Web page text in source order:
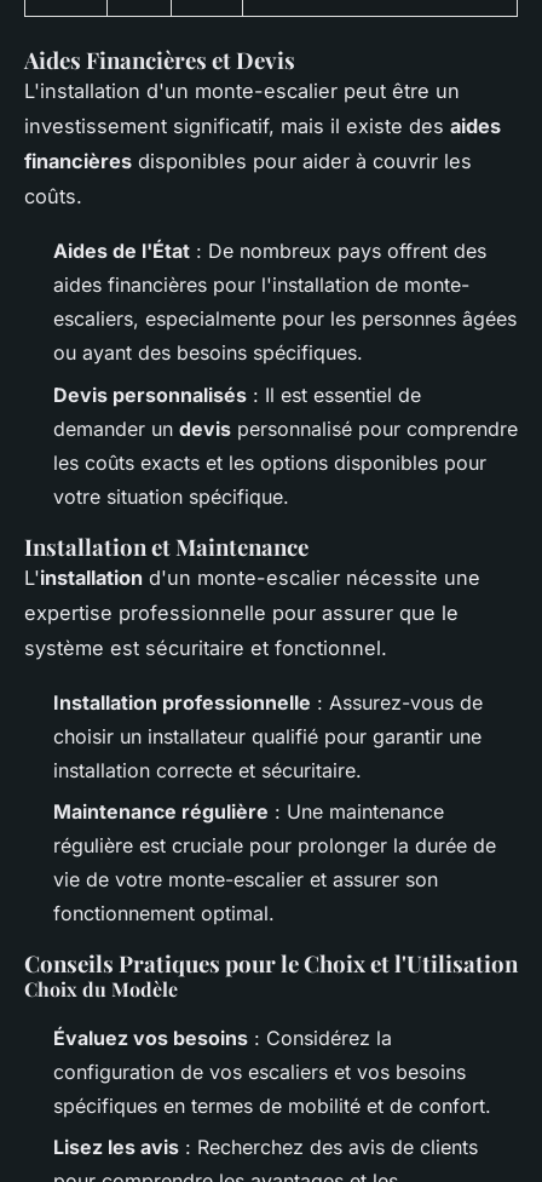
Aides Financières et Devis
L'installation d'un monte-escalier peut être un
investissement significatif, mais il existe des aides
financières disponibles pour aider à couvrir les
coûts.
Aides de l'État : De nombreux pays offrent des
aides financières pour l'installation de monte-
escaliers, especialmente pour les personnes âgées
ou ayant des besoins spécifiques.
Devis personnalisés : Il est essentiel de
demander un devis personnalisé pour comprendre
les coûts exacts et les options disponibles pour
votre situation spécifique.
Installation et Maintenance
L'installation d'un monte-escalier nécessite une
expertise professionnelle pour assurer que le
système est sécuritaire et fonctionnel.
Installation professionnelle : Assurez-vous de
choisir un installateur qualifié pour garantir une
installation correcte et sécuritaire.
Maintenance régulière : Une maintenance
régulière est cruciale pour prolonger la durée de
vie de votre monte-escalier et assurer son
fonctionnement optimal.
Conseils Pratiques pour le Choix et l'Utilisation
Choix du Modèle
Évaluez vos besoins : Considérez la
configuration de vos escaliers et vos besoins
spécifiques en termes de mobilité et de confort.
Lisez les avis : Recherchez des avis de clients